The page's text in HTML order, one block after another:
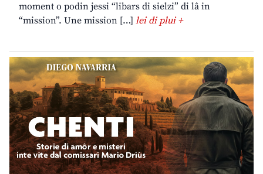
moment o podin jessi “libars di sielzi” di lâ in
“mission”. Une mission […] lei di plui +